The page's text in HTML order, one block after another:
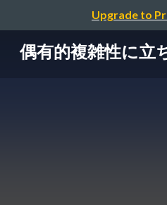
Upgrade to
偶有的複雑性に立